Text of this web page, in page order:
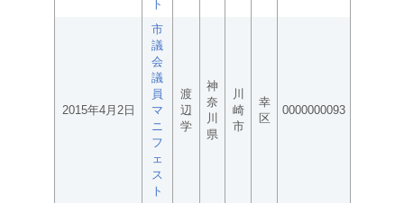
ト
2015年4月2日
市
議
会
議
員
マ
ニ
フ
ェ
ス
ト
渡
辺
学
神
奈
川
県
川
崎
市
幸
区
0000000093